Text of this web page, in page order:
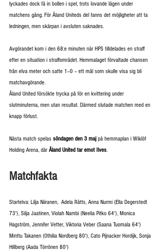
lyckades dock få in bollen i spel, trots lovande lägen under
matchens gång. För Åland Uniteds del fanns det möjligheter att ta
ledningen, men skärpan i avsluten saknades.
Avgörandet kom i den 68:e minuten när HPS tilldelades en straff
efter en situation i straffområdet. Hemmalaget förvaltade chansen
från elva meter och satte 1–0 – ett mål som skulle visa sig bli
matchavgörande.
Åland United försökte trycka på för en kvittering under
slutminuterna, men utan resultat. Därmed slutade matchen med en
knapp förlust.
Nästa match spelas söndagen den 3 maj på hemmaplan i Wiklöf
Holding Arena, där Åland United tar emot Ilves.
Matchfakta
Startelva: Lilja Niiranen,  Adela Råtts, Anna Nurmi (Ella Degerstedt
73'), Silja Jaatinen, Violah Nambi (Neelia Pitko 64'), Monica
Hagström, Jennifer Vetter, Viktoria Veber (Saana Tuomala 64')
Minttu Takanen (Othilia Nordberg 80'), Cato Pijnacker Hordijk, Sonja
Hillberg (Aada Törrönen 80')